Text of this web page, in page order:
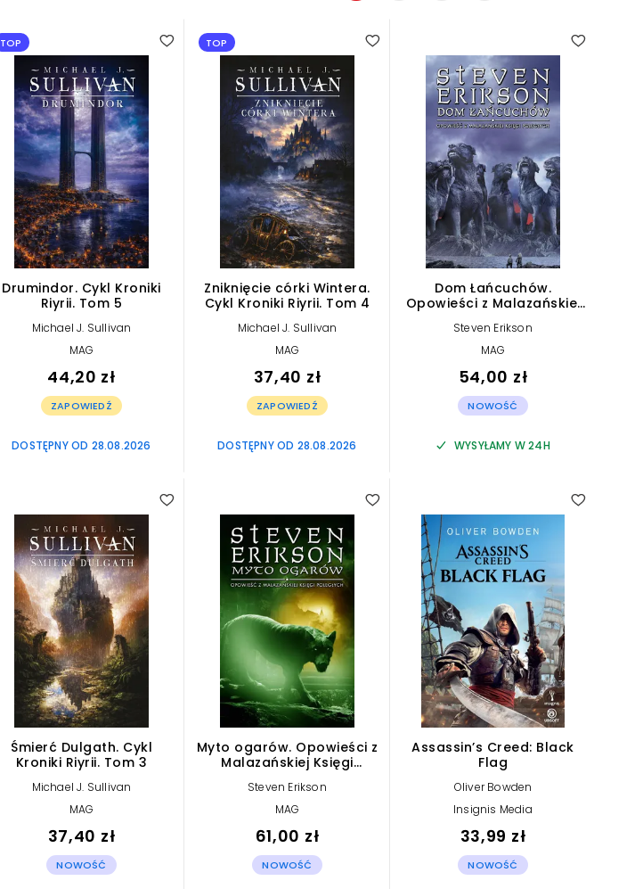
TOP
Drumindor. Cykl Kroniki
Riyrii. Tom 5
Michael J. Sullivan
MAG
44,20 zł
ZAPOWIEDŹ
DOSTĘPNY OD 28.08.2026
TOP
Zniknięcie córki Wintera.
Cykl Kroniki Riyrii. Tom 4
Michael J. Sullivan
MAG
37,40 zł
ZAPOWIEDŹ
DOSTĘPNY OD 28.08.2026
Dom Łańcuchów.
Opowieści z Malazańskiej
Steven Erikson
MAG
54,00 zł
NOWOŚĆ
WYSYŁAMY W 24H
Śmierć Dulgath. Cykl
Kroniki Riyrii. Tom 3
Michael J. Sullivan
MAG
37,40 zł
NOWOŚĆ
Myto ogarów. Opowieści z
Malazańskiej Księgi
Steven Erikson
MAG
61,00 zł
NOWOŚĆ
Assassin’s Creed: Black
Flag
Oliver Bowden
Insignis Media
33,99 zł
NOWOŚĆ